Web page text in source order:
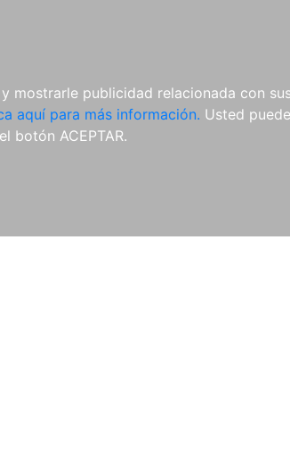
publicidad relacionada con
aquí para más información. Usted
botón ACEPTAR.
LibrosAutoresColecciones